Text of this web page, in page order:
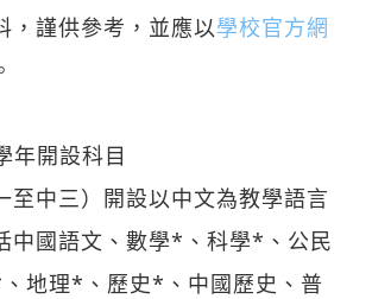
，謹供參考，並應以學校官方網
年開設科目
至中三）開設以中文為教學語言
中國語文、數學*、科學*、公民
地理*、歷史*、中國歷史、普